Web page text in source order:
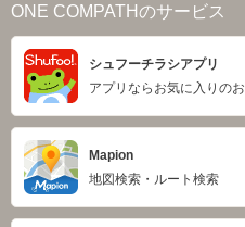
ONE COMPATHのサービス
シュフーチラシアプリ
アプリならお気に入りの
Mapion
地図検索・ルート検索